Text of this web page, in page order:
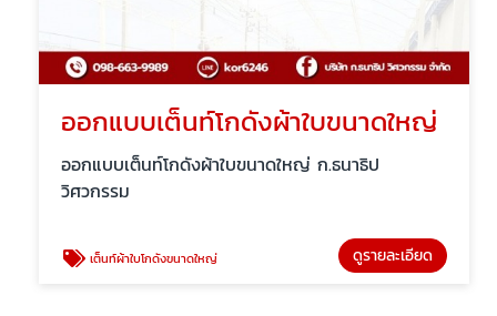
ออกแบบเต็นท์โกดังผ้าใบขนาดใหญ่
ออกแบบเต็นท์โกดังผ้าใบขนาดใหญ่ ก.ธนาธิป
วิศวกรรม
เต็นท์ผ้าใบโกดังขนาดใหญ่ ดูรายละเอียด